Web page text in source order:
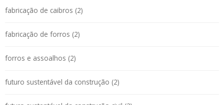
fabricação de caibros (2)
fabricação de forros (2)
forros e assoalhos (2)
futuro sustentável da construção (2)